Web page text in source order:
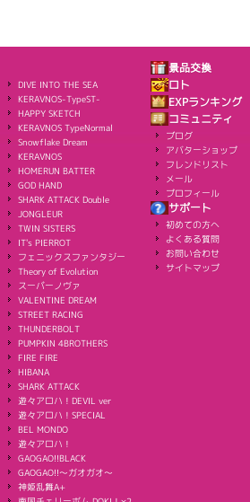
DIVE INTO THE SEA
KERAVNOS-TypeST-
HAPPY SKETCH
KERAVNOS TypeNormal
Snowflake Dream
KERAVNOS
HOMERUN BATTER
GOD HAND
SHARK ATTACK Double
JONGLEUR
TWIN SISTERS
IT's PIERROT
フェニックスファンタジー
Theory of Evolution
スーパーノヴァ
VALENTINE DREAM
STREET RACING
THUNDERBOLT
PUMPKIN 4BROTHERS
FIRE FIRE
HIBANA
SHARK ATTACK
遊々アロハ！DEVIL ver
遊々アロハ！SPECIAL
BEL MONDO
遊々アロハ！
GAOGAO!!BLACK
GAOGAO!!～ガオガオ～
神姫乱舞A+
景品交換
ロト
EXPランキング
コミュニティ
ブログ
アバターショップ
フレンドリスト
メール
プロフィール
サポート
初めての方へ
よくある質問
お問い合わせ
サイトマップ